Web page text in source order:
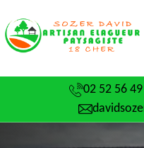
02 52 56